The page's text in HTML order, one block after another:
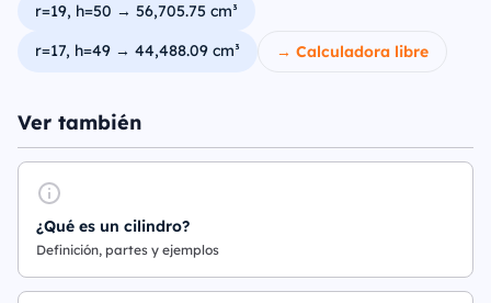
r=19, h=50 → 56,705.75 cm³
r=17, h=49 → 44,488.09 cm³
→ Calculadora libre
Ver también
¿Qué es un cilindro?
Definición, partes y ejemplos